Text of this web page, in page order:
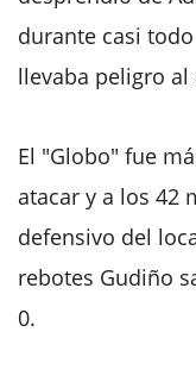
durante casi
llevaba peligro al
El "Globo" fue
atacar y a los 42
defensivo del
rebotes Gudiño
0.